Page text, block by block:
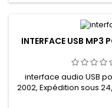
INTERFACE USB MP3
interface audio USB
2002, Expédition sous
si